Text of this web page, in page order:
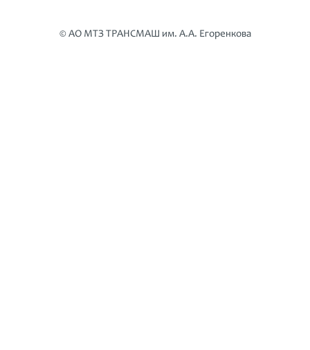
© АО МТЗ ТРАНСМАШ им. А.А. Егоренкова